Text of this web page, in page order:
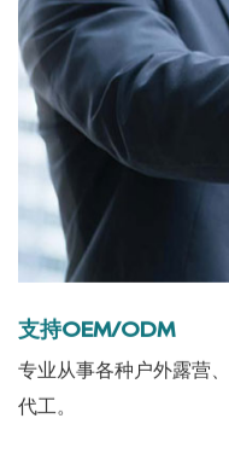
支持OEM/ODM
专业从事各种户外露营
代工。